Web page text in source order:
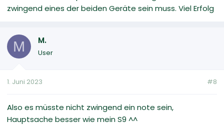
zwingend eines der beiden Geräte sein muss. Viel Erfolg
M M.
User
1. Juni 2023 #8
Also es müsste nicht zwingend ein note sein,
Hauptsache besser wie mein S9 ^^